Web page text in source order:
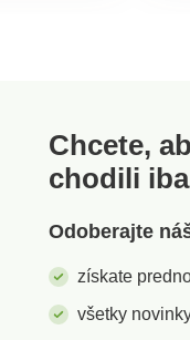
Chcete,
chodili
Odoberajte
získate
všetky